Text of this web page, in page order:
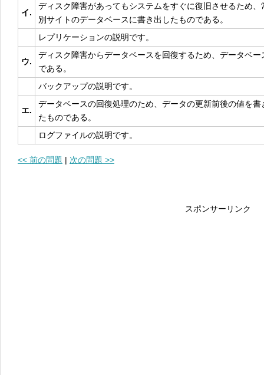
イ.
ディスク障害があってもシステムをすぐに復旧させるため
別サイトのデータベースに書き出したものである。
レプリケーションの説明です。
ウ.
ディスク障害からデータベースを回復するため、データベ
である。
バックアップの説明です。
エ.
データベースの回復処理のため、データの更新前後の値を
たものである。
ログファイルの説明です。
<< 前の問題 | 次の問題 >>
スポンサーリンク